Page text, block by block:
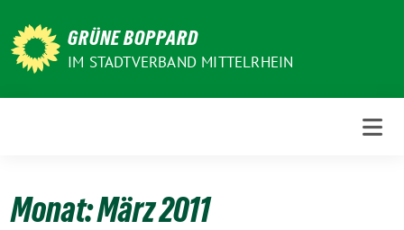
zum
Inhalt
GRÜNE BOPPARD
IM STADTVERBAND MITTELRHEIN
Monat:März 2011